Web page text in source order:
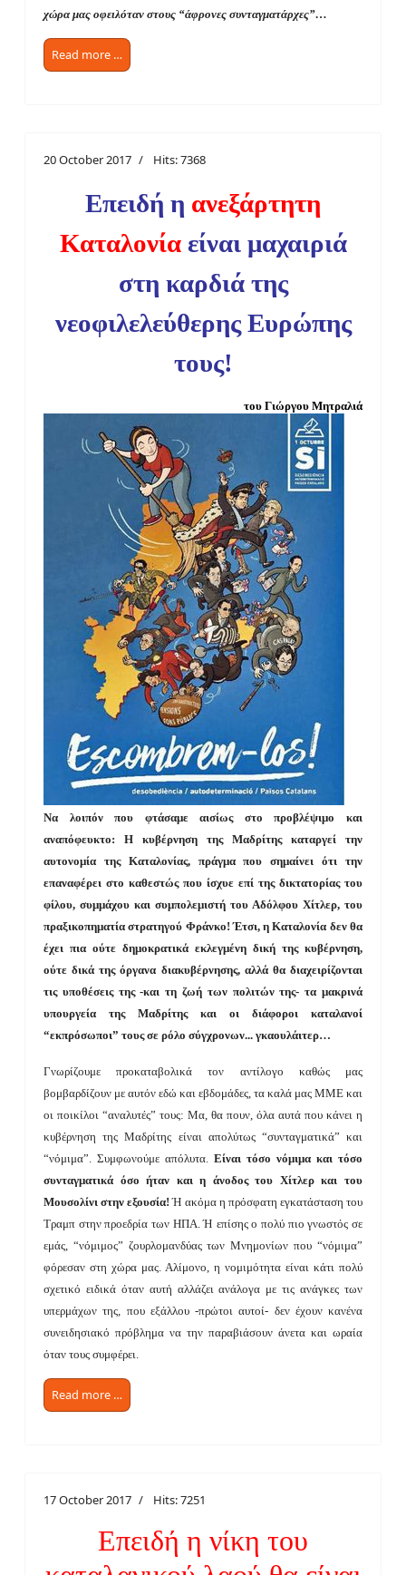
χώρα μας οφειλόταν στους “άφρονες συνταγματάρχες”…
Read more …
20 October 2017 Hits: 7368
Επειδή η ανεξάρτητη
Καταλονίαείναι μαχαιριά
στη καρδιά της
νεοφιλελεύθερης Ευρώπης
τους!
του Γιώργου Μητραλιά
Να λοιπόν που φτάσαμε αισίως στο προβλέψιμο και
αναπόφευκτο: Η κυβέρνηση της Μαδρίτης καταργεί την
αυτονομία της Καταλονίας, πράγμα που σημαίνει ότι την
επαναφέρει στο καθεστώς που ίσχυε επί της δικτατορίας του
φίλου, συμμάχου και συμπολεμιστή του Αδόλφου Χίτλερ, του
πραξικοπηματία στρατηγού Φράνκο! Έτσι, η Καταλονία δεν θα
έχει πια ούτε δημοκρατικά εκλεγμένη δική της κυβέρνηση,
ούτε δικά της όργανα διακυβέρνησης, αλλά θα διαχειρίζονται
τις υποθέσεις της -και τη ζωή των πολιτών της- τα μακρινά
υπουργεία της Μαδρίτης και οι διάφοροι καταλανοί
“εκπρόσωποι” τους σε ρόλο σύγχρονων... γκαουλάιτερ…
Γνωρίζουμε προκαταβολικά τον αντίλογο καθώς μας
βομβαρδίζουν με αυτόν εδώ και εβδομάδες, τα καλά μας ΜΜΕ και
οι ποικίλοι “αναλυτές” τους: Μα, θα πουν, όλα αυτά που κάνει η
κυβέρνηση της Μαδρίτης είναι απολύτως “συνταγματικά” και
“νόμιμα”. Συμφωνούμε απόλυτα. Είναι τόσο νόμιμα και τόσο
συνταγματικά όσο ήταν και η άνοδος του Χίτλερ και του
Μουσολίνι στην εξουσία!Ή ακόμα η πρόσφατη εγκατάσταση του
Τραμπ στην προεδρία των ΗΠΑ. Ή επίσης ο πολύ πιο γνωστός σε
εμάς, “νόμιμος” ζουρλομανδύας των Μνημονίων που “νόμιμα”
φόρεσαν στη χώρα μας. Αλίμονο, η νομιμότητα είναι κάτι πολύ
σχετικό ειδικά όταν αυτή αλλάζει ανάλογα με τις ανάγκες των
υπερμάχων της, που εξάλλου -πρώτοι αυτοί- δεν έχουν κανένα
συνειδησιακό πρόβλημα να την παραβιάσουν άνετα και ωραία
όταν τους συμφέρει.
Read more …
17 October 2017 Hits: 7251
Επειδή η νίκη του